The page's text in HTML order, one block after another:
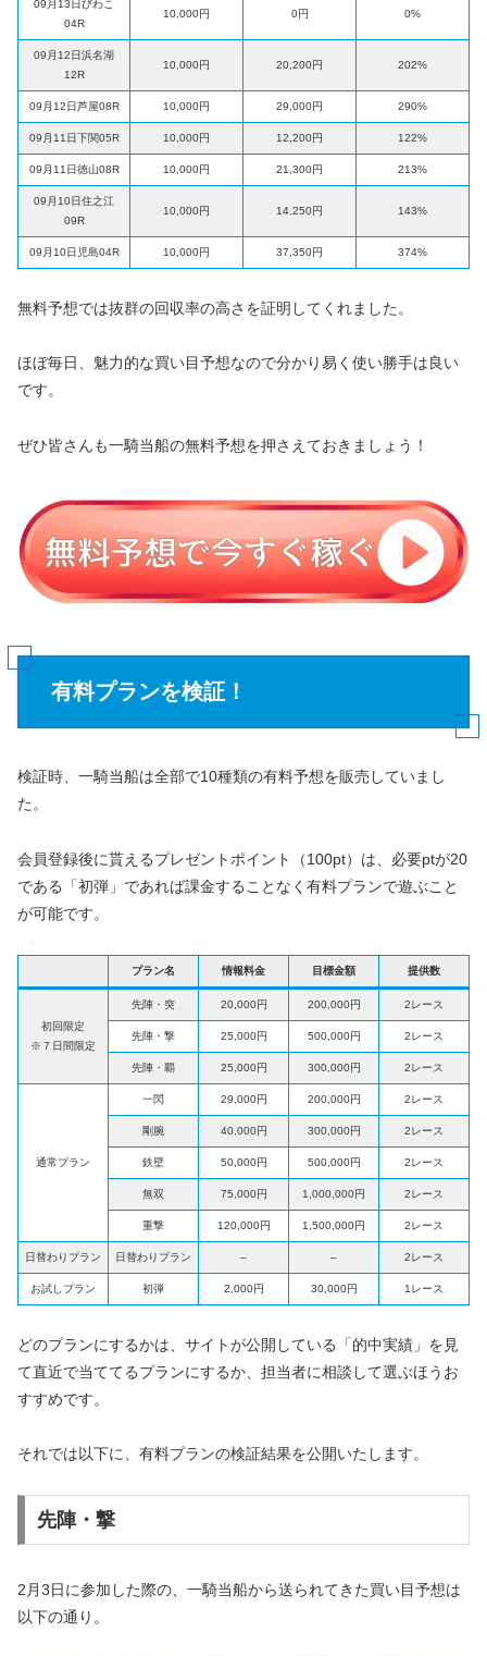
09月13日びわこ
04R
10,000円 0円 0%
09月12日浜名湖
12R
10,000円 20,200円 202%
09月12日芦屋08R 10,000円 29,000円 290%
09月11日下関05R 10,000円 12,200円 122%
09月11日徳山08R 10,000円 21,300円 213%
09月10日住之江
09R
10,000円 14,250円 143%
09月10日児島04R 10,000円 37,350円 374%
無料予想では抜群の回収率の高さを証明してくれました。
ほぼ毎日、魅力的な買い目予想なので分かり易く使い勝手は良い
です。
ぜひ皆さんも一騎当船の無料予想を押さえておきましょう！
有料プランを検証！
検証時、一騎当船は全部で10種類の有料予想を販売していまし
た。
会員登録後に貰えるプレゼントポイント（100pt）は、必要ptが20
である「初弾」であれば課金することなく有料プランで遊ぶこと
が可能です。
プラン名 情報料金 目標金額 提供数
初回限定
※７日間限定
先陣・突 20,000円 200,000円 2レース
先陣・撃 25,000円 500,000円 2レース
先陣・覇 25,000円 300,000円 2レース
通常プラン
一閃 29,000円 200,000円 2レース
剛腕 40,000円 300,000円 2レース
鉄壁 50,000円 500,000円 2レース
無双 75,000円 1,000,000円 2レース
重撃 120,000円 1,500,000円 2レース
日替わりプラン 日替わりプラン – – 2レース
お試しプラン 初弾 2,000円 30,000円 1レース
どのプランにするかは、サイトが公開している「的中実績」を見
て直近で当ててるプランにするか、担当者に相談して選ぶほうお
すすめです。
それでは以下に、有料プランの検証結果を公開いたします。
先陣・撃
2月3日に参加した際の、一騎当船から送られてきた買い目予想は
以下の通り。